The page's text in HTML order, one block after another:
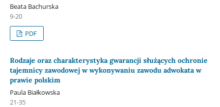
Beata Bachurska
9-20
PDF
Rodzaje oraz charakterystyka gwarancji służących ochronie
tajemnicy zawodowej w wykonywaniu zawodu adwokata w
prawie polskim
Paula Białkowska
21-35